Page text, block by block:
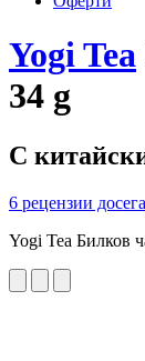
Yogi Tea
34 g
С
6 рецензии досега
Yogi Tea Билков